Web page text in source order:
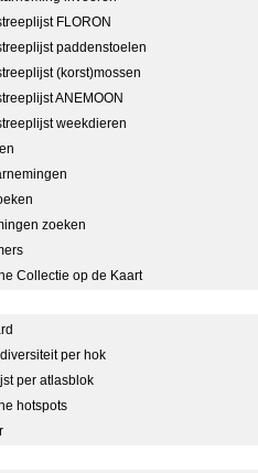
FLORON
paddenstoelen
(korst)mossen
ANEMOON
weekdieren
zoeken
Collectie op de Kaart
per hok
per atlasblok
hotspots